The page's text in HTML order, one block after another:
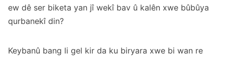
ew dê ser biketa yan jî wekî bav û kalên xwe bûbûya
qurbanekî din?
Keybanû bang li gel kir da ku biryara xwe bi wan re